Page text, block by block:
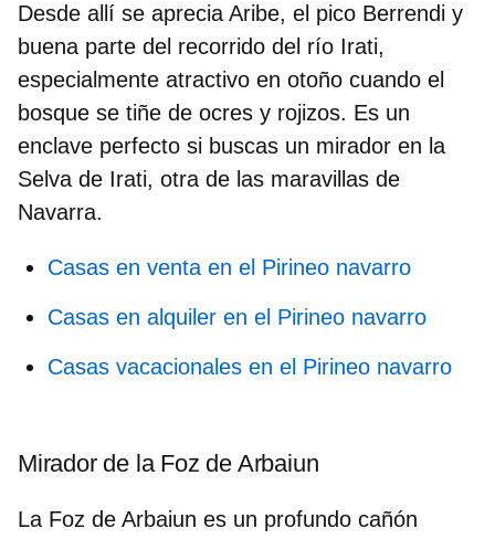
Desde allí se aprecia Aribe, el pico Berrendi y
buena parte del recorrido del río Irati,
especialmente atractivo en otoño cuando el
bosque se tiñe de ocres y rojizos. Es un
enclave perfecto si buscas un mirador en la
Selva de Irati, otra de las maravillas de
Navarra.
Casas en venta en el Pirineo navarro
Casas en alquiler en el Pirineo navarro
Casas vacacionales en el Pirineo navarro
Mirador de la Foz de Arbaiun
La Foz de Arbaiun es un profundo cañón